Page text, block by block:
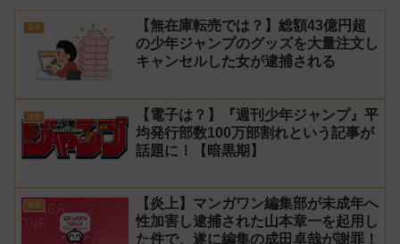
漫画
【無在庫転売では？】総額43億円超
の少年ジャンプのグッズを大量注文し
キャンセルした女が逮捕される
漫画
【電子は？】『週刊少年ジャンプ』平
均発行部数100万部割れという記事が
話題に！【暗黒期】
漫画
【炎上】マンガワン編集部が未成年へ
性加害し逮捕された山本章一を起用し
た件で、遂に編集の成田卓哉が謝罪！